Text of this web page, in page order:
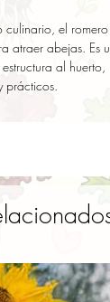
culinario, el
atraer abejas. Es
al
prácticos.